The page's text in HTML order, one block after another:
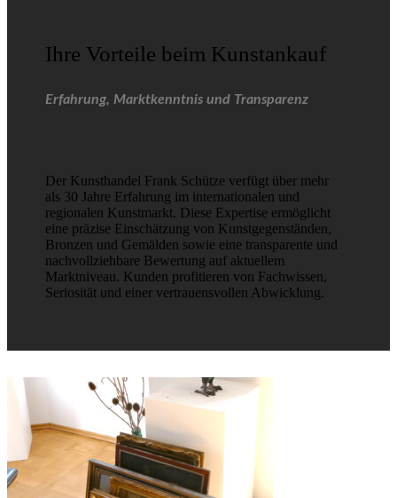
Ihre Vorteile beim Kunstankauf
Erfahrung, Marktkenntnis und Transparenz
Der Kunsthandel Frank Schütze verfügt über mehr
als 30 Jahre Erfahrung im internationalen und
regionalen Kunstmarkt. Diese Expertise ermöglicht
eine präzise Einschätzung von Kunstgegenständen,
Bronzen und Gemälden sowie eine transparente und
nachvollziehbare Bewertung auf aktuellem
Marktniveau. Kunden profitieren von Fachwissen,
Seriosität und einer vertrauensvollen Abwicklung.